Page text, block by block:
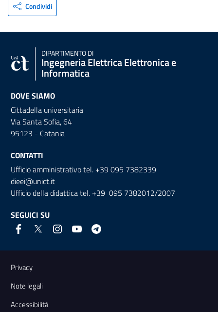
Condividi
DIPARTIMENTO DI
Ingegneria Elettrica Elettronica e
Informatica
DOVE SIAMO
Cittadella universitaria
Via Santa Sofia, 64
95123 - Catania
CONTATTI
Ufficio amministrativo tel. +39 095 7382339
dieei@unict.it
Ufficio della didattica tel. +39 095 7382012/2007
SEGUICI SU
Link e informazioni utili
Privacy
Note legali
Accessibilità